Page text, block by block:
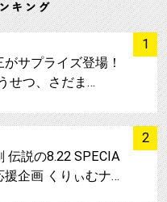
1
がサプライズ登場！
せつ、さだま…
2
伝説の8.22 SPECIA
援企画 くりぃむナ…